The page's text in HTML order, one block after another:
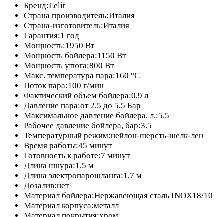
Бренд:Lelit
Страна производитель:Италия
Страна-изготовитель:Италия
Гарантия:1 год
Мощность:1950 Вт
Мощность бойлера:1150 Вт
Мощность утюга:800 Вт
Макс. температура пара:160 °C
Поток пара:100 г/мин
Фактический объем бойлера:0,9 л
Давление пара:от 2,5 до 5,5 Бар
Максимальное давление бойлера, л.:5.5
Рабочее давление бойлера, бар:3.5
Температурный режим:нейлон-шерсть-шелк-лен
Время работы:45 минут
Готовность к работе:7 минут
Длина шнура:1,5 м
Длина электропарошланга:1,7 м
Дозалив:нет
Материал бойлера:Нержавеющая сталь INOX18/10
Материал корпуса:металл